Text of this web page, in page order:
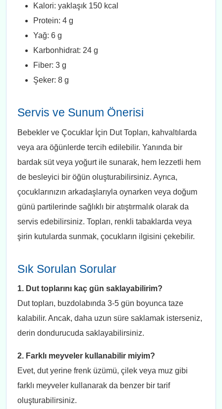
Kalori: yaklaşık 150 kcal
Protein: 4 g
Yağ: 6 g
Karbonhidrat: 24 g
Fiber: 3 g
Şeker: 8 g
Servis ve Sunum Önerisi
Bebekler ve Çocuklar İçin Dut Topları, kahvaltılarda
veya ara öğünlerde tercih edilebilir. Yanında bir
bardak süt veya yoğurt ile sunarak, hem lezzetli hem
de besleyici bir öğün oluşturabilirsiniz. Ayrıca,
çocuklarınızın arkadaşlarıyla oynarken veya doğum
günü partilerinde sağlıklı bir atıştırmalık olarak da
servis edebilirsiniz. Topları, renkli tabaklarda veya
şirin kutularda sunmak, çocukların ilgisini çekebilir.
Sık Sorulan Sorular
1. Dut toplarını kaç gün saklayabilirim?
Dut topları, buzdolabında 3-5 gün boyunca taze
kalabilir. Ancak, daha uzun süre saklamak isterseniz,
derin dondurucuda saklayabilirsiniz.
2. Farklı meyveler kullanabilir miyim?
Evet, dut yerine frenk üzümü, çilek veya muz gibi
farklı meyveler kullanarak da benzer bir tarif
oluşturabilirsiniz.